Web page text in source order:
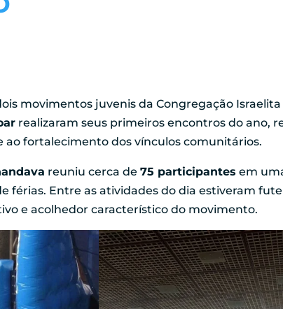
movimentos juvenis da Congregação
realizaram seus primeiros encontros do ano,
ao fortalecimento dos vínculos comunitários.
reuniu cerca de 75 participantes em
férias. Entre as atividades do dia estiveram
e acolhedor característico do movimento.